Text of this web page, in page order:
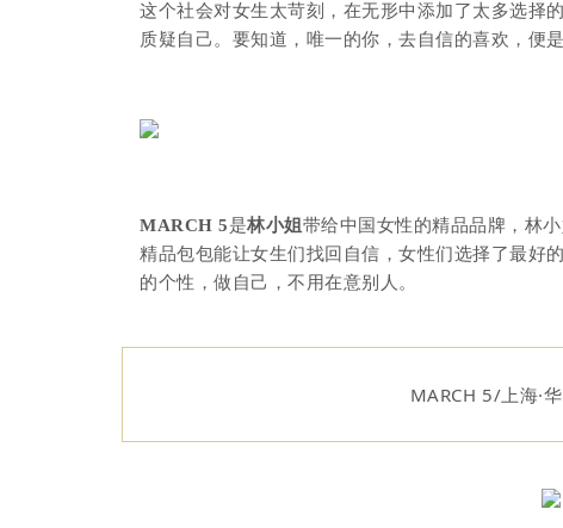
这个社会对女生太苛刻，在无形中添加了太多选择
质疑自己。要知道，唯一的你，去自信的喜欢，便
MARCH 5是林小姐带给中国女性的精品品牌，林
精品包包能让女生们找回自信，女性们选择了最好
的个性，做自己，不用在意别人。
MARCH 5/上海·